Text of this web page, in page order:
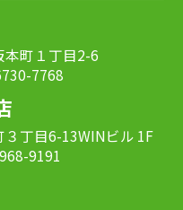
本町１丁目2-6
7768
丁目6-13WINビル 1F
9191